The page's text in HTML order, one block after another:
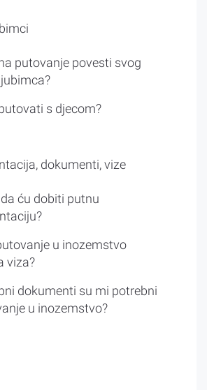
putovanje povesti svog
s djecom?
dokumenti, vize
ću dobiti putnu
u inozemstvo
viza?
dokumenti su mi potrebni
u inozemstvo?